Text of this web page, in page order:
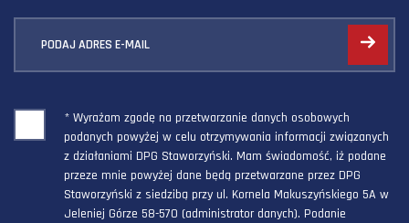
PODAJ ADRES E-MAIL
* Wyrażam zgodę na przetwarzanie danych osobowych
podanych powyżej w celu otrzymywania informacji związanych
z działaniami DPG Staworzyński. Mam świadomość, iż podane
przeze mnie powyżej dane będą przetwarzane przez DPG
Staworzyński z siedzibą przy ul. Kornela Makuszyńskiego 5A w
Jeleniej Górze 58-570 (administrator danych). Podanie